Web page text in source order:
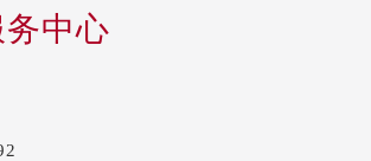
中心